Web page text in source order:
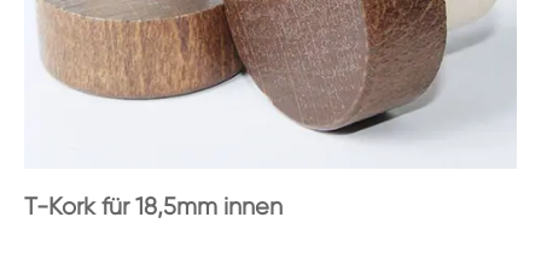
T-Kork für 18,5mm innen